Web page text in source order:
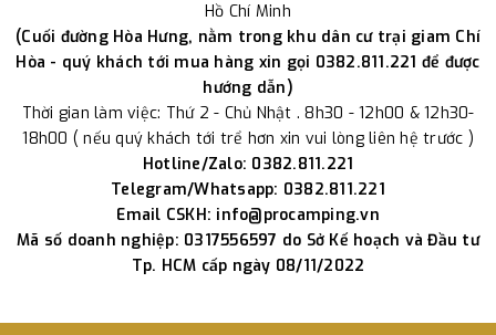
Hồ Chí Minh
(Cuối đường Hòa Hưng, nằm trong khu dân cư trại giam Chí
Hòa - quý khách tới mua hàng xin gọi 0382.811.221 để được
hướng dẫn)
Thời gian làm việc: Thứ 2 - Chủ Nhật . 8h30 - 12h00 & 12h30-
18h00 ( nếu quý khách tới trể hơn xin vui lòng liên hệ trước )
Hotline/Zalo: 0382.811.221
Telegram/Whatsapp: 0382.811.221
Email CSKH: info@procamping.vn
Mã số doanh nghiệp: 0317556597 do Sở Kế hoạch và Đầu tư
Tp. HCM cấp ngày 08/11/2022